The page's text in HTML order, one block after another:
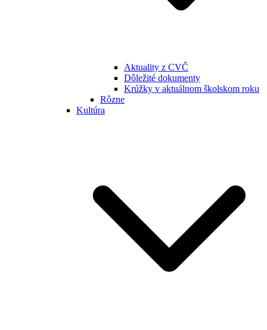
Aktuality z CVČ
Dôležité dokumenty
Krúžky v aktuálnom školskom roku
Rôzne
Kultúra